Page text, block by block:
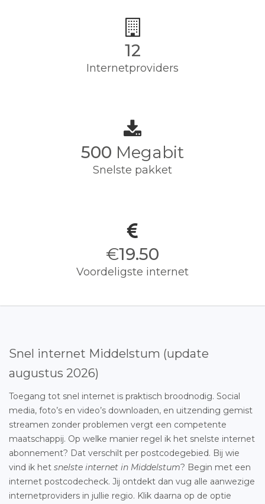
12
Internetproviders
500 Megabit
Snelste pakket
€19.50
Voordeligste internet
Snel internet Middelstum (update
augustus 2026)
Toegang tot snel internet is praktisch broodnodig. Social
media, foto’s en video’s downloaden, en uitzending gemist
streamen zonder problemen vergt een competente
maatschappij. Op welke manier regel ik het snelste internet
abonnement? Dat verschilt per postcodegebied. Bij wie
vind ik het snelste internet in Middelstum? Begin met een
internet postcodecheck. Jij ontdekt dan vug alle aanwezige
internetproviders in jullie regio. Klik daarna op de optie